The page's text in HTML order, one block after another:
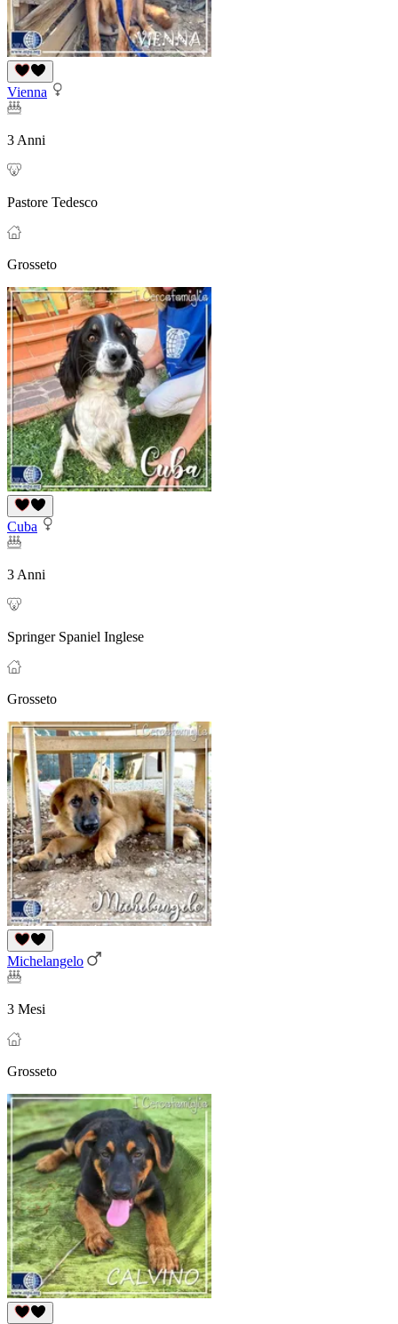
Vienna
3 Anni
Pastore Tedesco
Grosseto
Cuba
3 Anni
Springer Spaniel Inglese
Grosseto
Michelangelo
3 Mesi
Grosseto